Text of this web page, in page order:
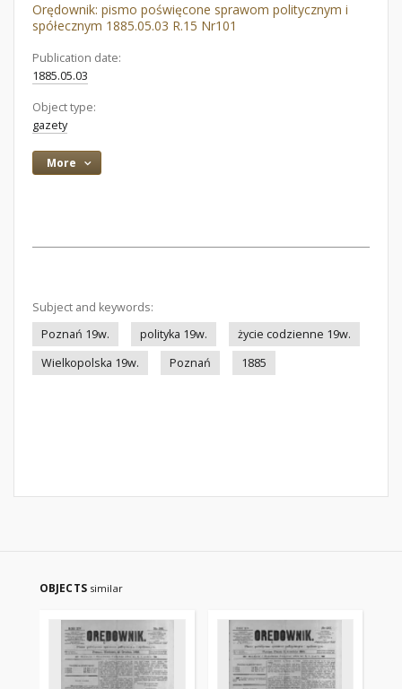
Orędownik: pismo poświęcone sprawom politycznym i
spółecznym 1885.05.03 R.15 Nr101
Publication date:
1885.05.03
Object type:
gazety
More
Subject and keywords:
Poznań 19w.
polityka 19w.
życie codzienne 19w.
Wielkopolska 19w.
Poznań 1885
OBJECTS similar